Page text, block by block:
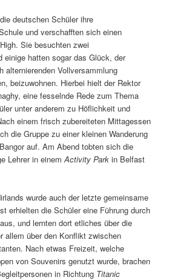
deutschen Schüler ihre
und verschafften sich einen
Sie besuchten zwei
einige hatten sogar das Glück, der
alternierenden Vollversammlung
beizuwohnen. Hierbei hielt der Rektor
eine fesselnde Rede zum Thema
unter anderem zu Höflichkeit und
einem frisch zubereiteten Mittagessen
die Gruppe zu einer kleinen Wanderung
auf. Am Abend tobten sich die
Lehrer in einemActivity Park in Belfast
wurde auch der letzte gemeinsame
erhielten die Schüler eine Führung durch
und lernten dort etliches über die
allem über den Konflikt zwischen
Nach etwas Freizeit, welche
von Souvenirs genutzt wurde, brachen
in Richtung Titanic